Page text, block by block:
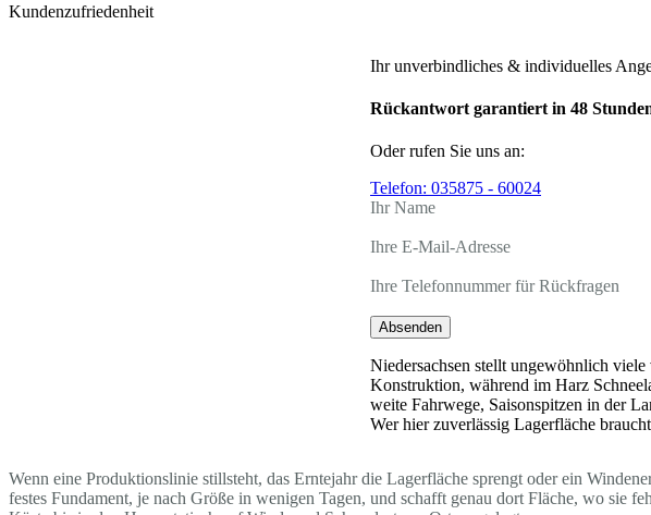
Kundenzufriedenheit
Ihr unverbindliches & individuelles
Rückantwort garantiert in 48
Oder rufen Sie uns an:
Telefon: 035875 - 60024
Ihr Name
Ihre E-Mail-Adresse
Ihre Telefonnummer für Rückfragen
Absenden
Niedersachsen stellt ungewöhnlich
Konstruktion, während im Harz
weite Fahrwege, Saisonspitzen in der
Wer hier zuverlässig Lagerfläche
Wenn eine Produktionslinie stillsteht, das Erntejahr die Lagerfläche sprengt oder ein
festes Fundament, je nach Größe in wenigen Tagen, und schafft genau dort Fläche, wo